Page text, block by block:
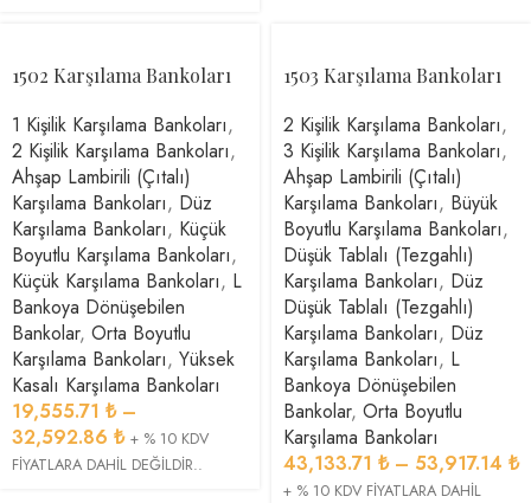
1502 Karşılama Bankoları
1 Kişilik Karşılama Bankoları,
2 Kişilik Karşılama Bankoları,
Ahşap Lambirili (Çıtalı)
Karşılama Bankoları, Düz
Karşılama Bankoları, Küçük
Boyutlu Karşılama Bankoları,
Küçük Karşılama Bankoları, L
Bankoya Dönüşebilen
Bankolar, Orta Boyutlu
Karşılama Bankoları, Yüksek
Kasalı Karşılama Bankoları
19,555.71 ₺ –
32,592.86 ₺ + % 10 KDV
FİYATLARA DAHİL DEĞİLDİR..
1503 Karşılama Bankoları
2 Kişilik Karşılama Bankoları,
3 Kişilik Karşılama Bankoları,
Ahşap Lambirili (Çıtalı)
Karşılama Bankoları, Büyük
Boyutlu Karşılama Bankoları,
Düşük Tablalı (Tezgahlı)
Karşılama Bankoları, Düz
Düşük Tablalı (Tezgahlı)
Karşılama Bankoları, Düz
Karşılama Bankoları, L
Bankoya Dönüşebilen
Bankolar, Orta Boyutlu
Karşılama Bankoları
43,133.71 ₺ – 53,917.14 ₺
+ % 10 KDV FİYATLARA DAHİL